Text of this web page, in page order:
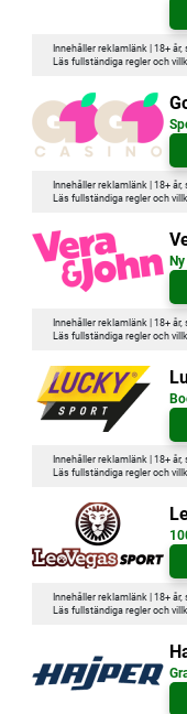
Innehåller reklamlänk | 18+ år,
Läs fullständiga regler och
Innehåller reklamlänk | 18+
Läs fullständiga regler och
Innehåller reklamlänk | 18+ år,
Läs fullständiga regler och
Innehåller reklamlänk | 18+
Läs fullständiga regler och
Innehåller reklamlänk | 18+ år,
Läs fullständiga regler och